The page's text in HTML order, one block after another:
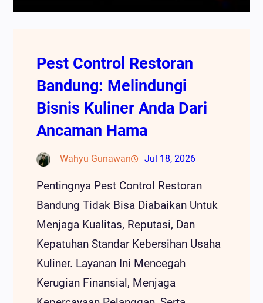
Pest Control Restoran
Bandung: Melindungi
Bisnis Kuliner Anda Dari
Ancaman Hama
Wahyu Gunawan Jul 18, 2026
Pentingnya Pest Control Restoran
Bandung Tidak Bisa Diabaikan Untuk
Menjaga Kualitas, Reputasi, Dan
Kepatuhan Standar Kebersihan Usaha
Kuliner. Layanan Ini Mencegah
Kerugian Finansial, Menjaga